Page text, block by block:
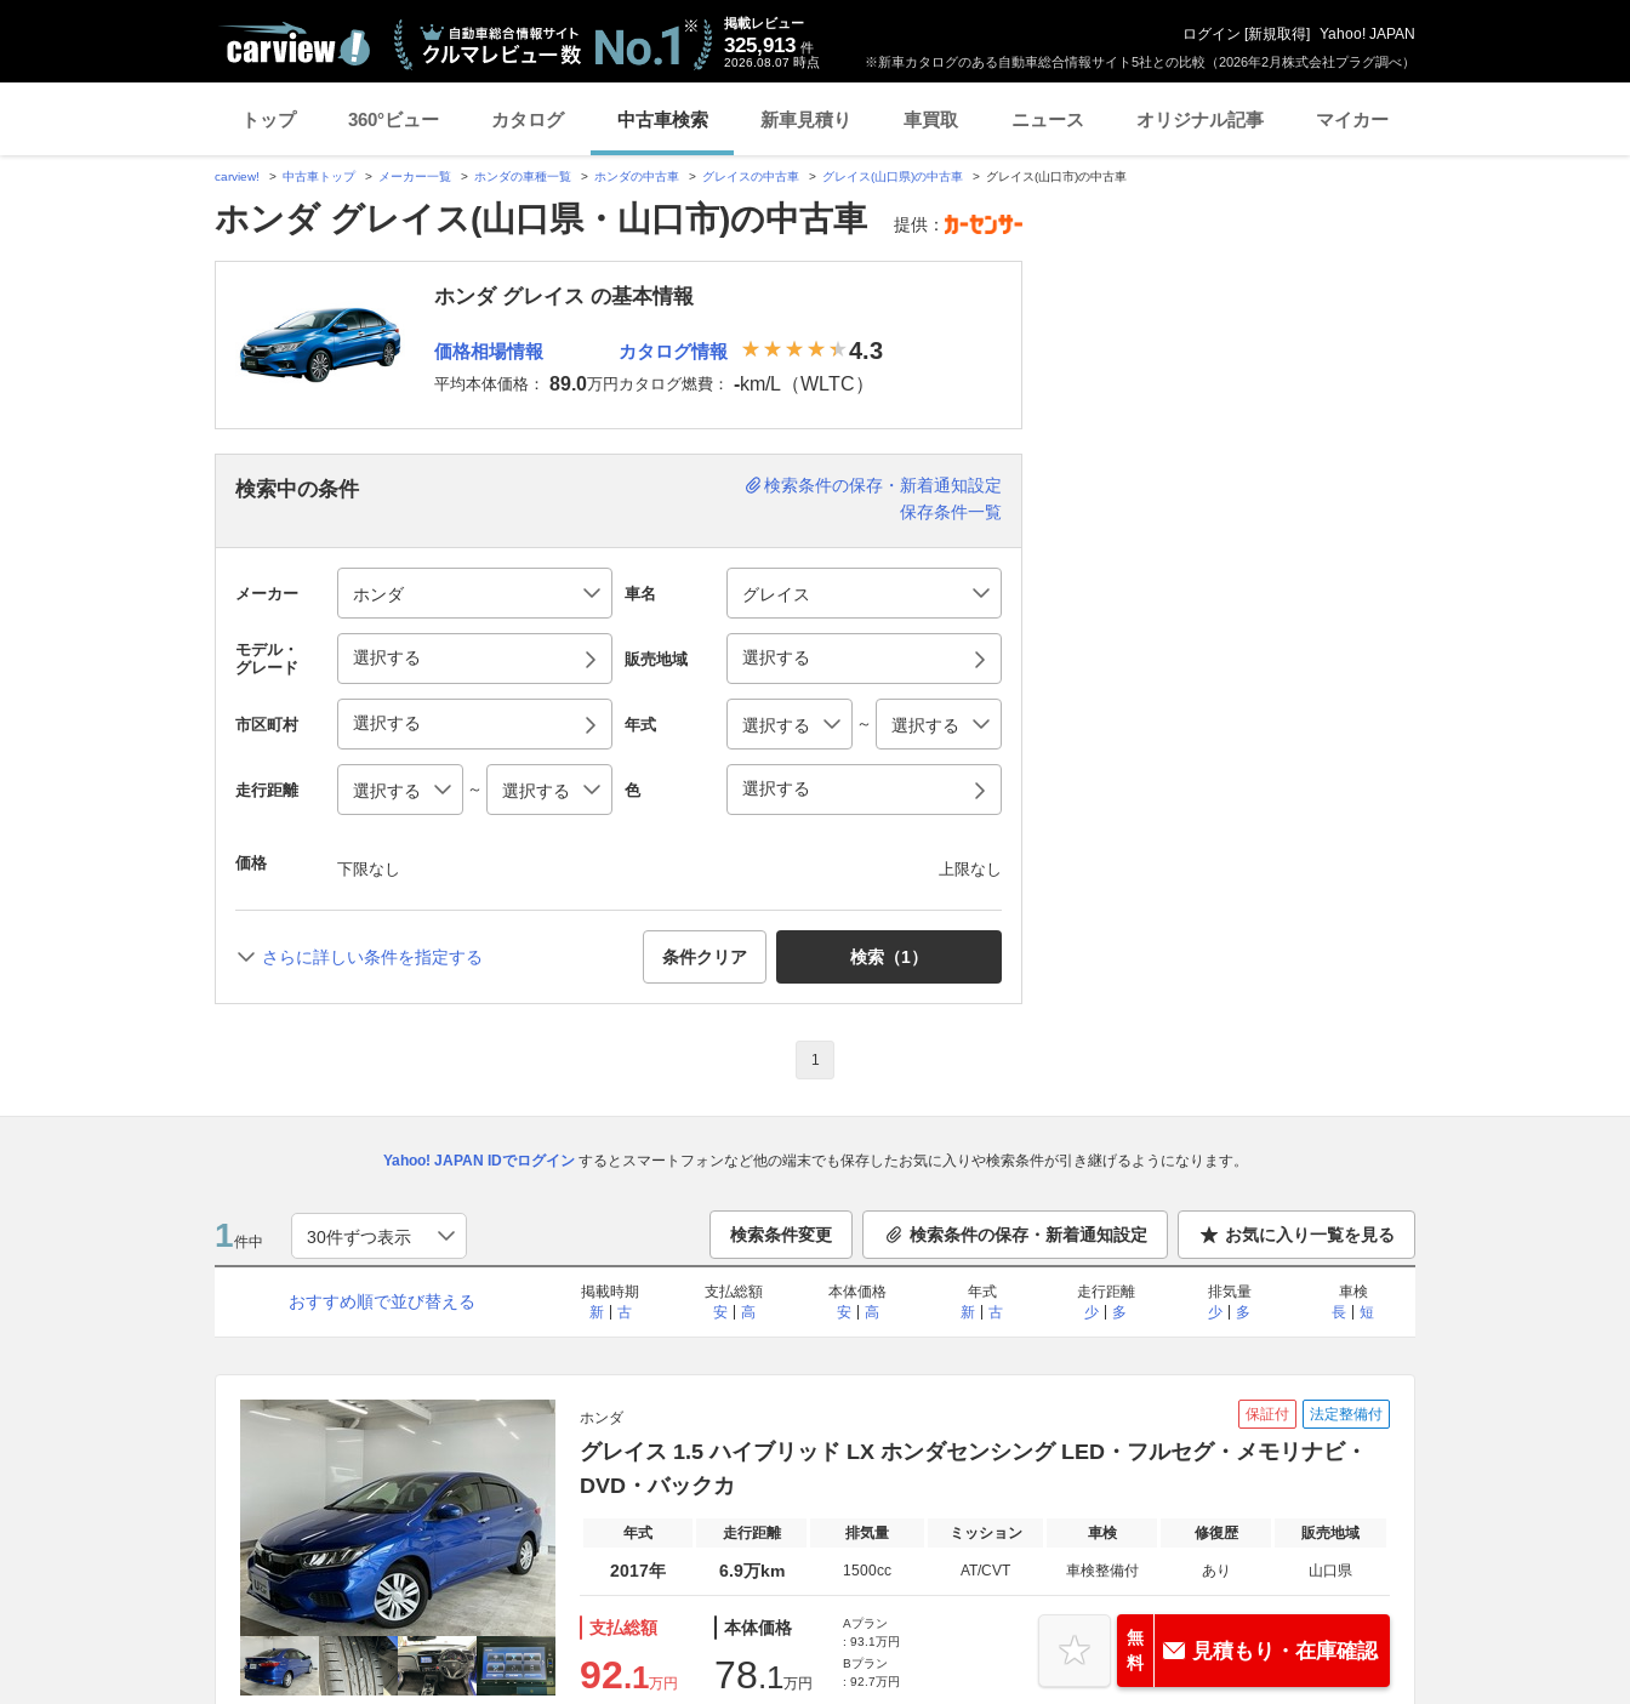
※新車カタログのある自動車総合情報サイト5社との比較（2026年2月株式会社プラグ調べ）
掲載レビュー
325,913 件
2026.08.07 時点
ログイン [新規取得] Yahoo! JAPAN
トップ 360°ビュー カタログ 中古車検索 新車見積り 車買取 ニュース オリジナル記事 マイカー
carview! 中古車トップ メーカー一覧 ホンダの車種一覧 ホンダの中古車 グレイスの中古車 グレイス(山口県)の中古車 グレイス(山口市)の中古車
ホンダ グレイス(山口県・山口市)の中古車 提供：
ホンダ グレイス の基本情報
価格相場情報
平均本体価格： 89.0万円
カタログ情報 4.3
カタログ燃費： -km/L（WLTC）
検索中の条件
検索条件の保存・新着通知設定
保存条件一覧
メーカー 車名
モデル・
グレード
選択する 販売地域 選択する
市区町村 選択する 年式 ～
走行距離 ～ 色 選択する
価格 下限なし 上限なし
さらに詳しい条件を指定する 条件クリア 検索（1）
1
Yahoo! JAPAN IDでログインするとスマートフォンなど他の端末でも保存したお気に入りや検索条件が引き継げるようになります。
1件中 検索条件変更 検索条件の保存・新着通知設定 お気に入り一覧を見る
おすすめ順で並び替える
掲載時期
新
古
支払総額
安
高
本体価格
安
高
年式
新
古
走行距離
少
多
排気量
少
多
車検
長
短
ホンダ 保証付 法定整備付
グレイス 1.5 ハイブリッド LX ホンダセンシング LED・フルセグ・メモリナビ・
DVD・バックカ
年式 走行距離 排気量 ミッション 車検 修復歴 販売地域
2017年 6.9万km 1500cc AT/CVT 車検整備付 あり 山口県
支払総額
92.1万円
本体価格
78.1万円
Aプラン
: 93.1万円
Bプラン
: 92.7万円
無
料
見積もり・在庫確認